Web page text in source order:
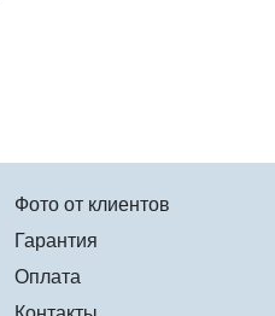
Фото от клиентов
Гарантия
Оплата